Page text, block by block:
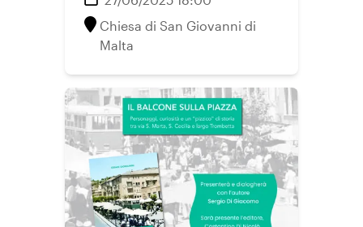
Chiesa di San Giovanni di
Malta